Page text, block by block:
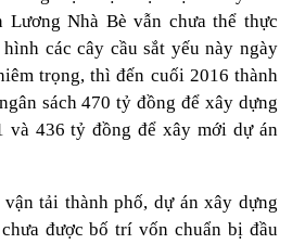
Lương Nhà Bè vẫn chưa thể thực
các cây cầu sắt yếu này ngày
trọng, thì đến cuối 2016 thành
sách 470 tỷ đồng để xây dựng
và 436 tỷ đồng để xây mới dự án
tải thành phố, dự án xây dựng
được bố trí vốn chuẩn bị đầu